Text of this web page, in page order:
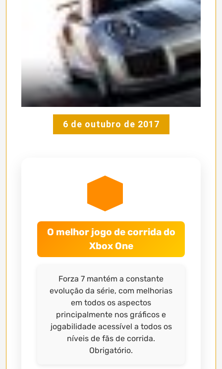
6 de outubro de 2017
O melhor jogo de corrida do
Xbox One
Forza 7 mantém a constante
evolução da série, com melhorias
em todos os aspectos
principalmente nos gráficos e
jogabilidade acessível a todos os
níveis de fãs de corrida.
Obrigatório.